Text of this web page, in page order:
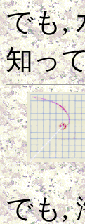
でも,
知っ
でも,